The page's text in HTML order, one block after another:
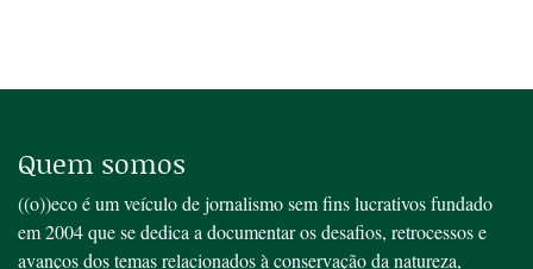
Quem somos
((o))eco é um veículo de jornalismo sem fins lucrativos fundado
em 2004 que se dedica a documentar os desafios, retrocessos e
avanços dos temas relacionados à conservação da natureza,